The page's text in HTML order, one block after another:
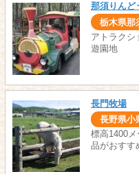
那須りんど
栃木県那
アトラクシ
遊園地
長門牧場
長野県小
標高1400
品がおすす